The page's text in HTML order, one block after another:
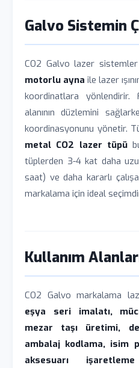
Galvo Sistemin
CO2 Galvo lazer sistemler
motorlu ayna ile lazer
koordinatlara yönlendirir.
alanının düzlemini
koordinasyonunu yönetir.
metal CO2 lazer tüpü
tüplerden 3-4 kat daha
saat) ve daha kararlı
markalama için ideal
Kullanım
CO2 Galvo markalama
eşya seri imalatı,
mezar taşı üretimi,
ambalaj kodlama, isim
aksesuarı işaretleme